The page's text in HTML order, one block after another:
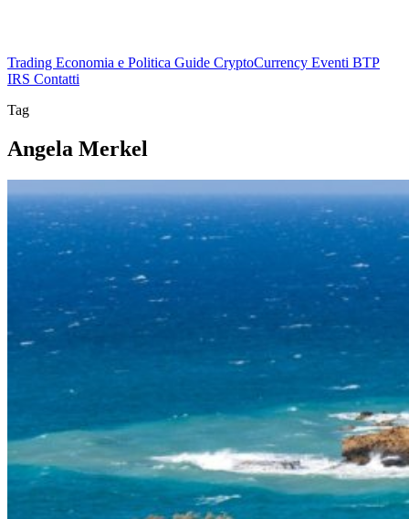
Trading Economia e Politica Guide CryptoCurrency Eventi BTP
IRS Contatti
Tag
Angela Merkel